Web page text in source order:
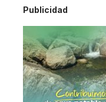
Publicidad